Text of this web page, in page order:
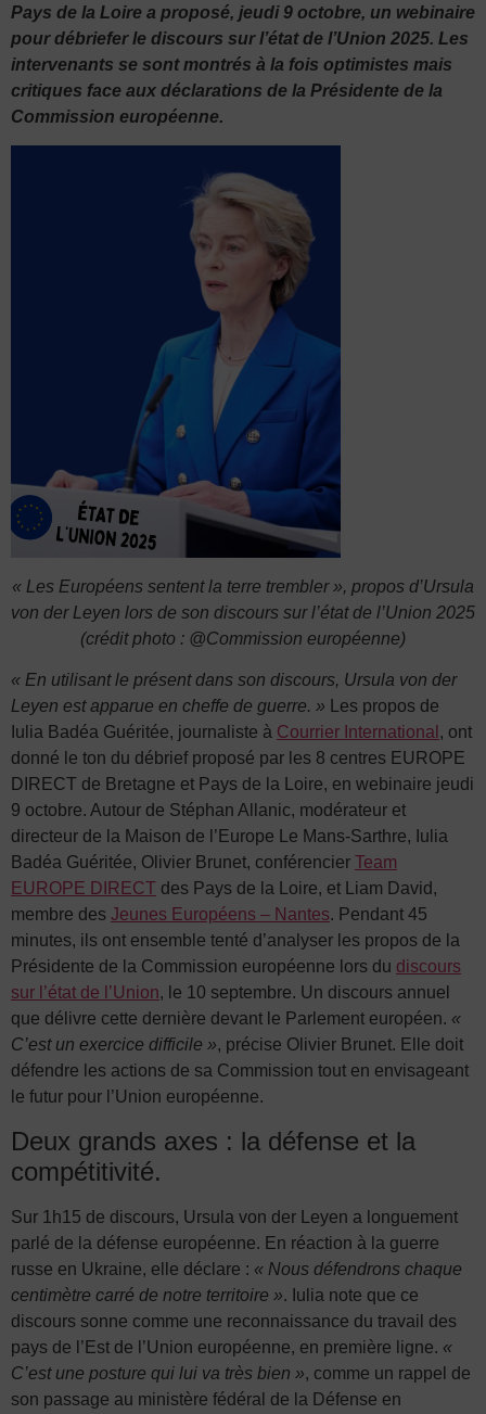
Pays de la Loire a proposé, jeudi 9 octobre, un webinaire
pour débriefer le discours sur l’état de l’Union 2025. Les
intervenants se sont montrés à la fois optimistes mais
critiques face aux déclarations de la Présidente de la
Commission européenne.
« Les Européens sentent la terre trembler », propos d’Ursula
von der Leyen lors de son discours sur l’état de l’Union 2025
(crédit photo : @Commission européenne)
« En utilisant le présent dans son discours, Ursula von der
Leyen est apparue en cheffe de guerre. » Les propos de
Iulia Badéa Guéritée, journaliste à Courrier International , ont
donné le ton du débrief proposé par les 8 centres EUROPE
DIRECT de Bretagne et Pays de la Loire, en webinaire jeudi
9 octobre. Autour de Stéphan Allanic, modérateur et
directeur de la Maison de l’Europe Le Mans-Sarthre, Iulia
Badéa Guéritée, Olivier Brunet, conférencier Team
EUROPE DIRECT des Pays de la Loire, et Liam David,
membre des Jeunes Européens – Nantes. Pendant 45
minutes, ils ont ensemble tenté d’analyser les propos de la
Présidente de la Commission européenne lors du discours
sur l’état de l’Union, le 10 septembre. Un discours annuel
que délivre cette dernière devant le Parlement européen. «
C’est un exercice difficile », précise Olivier Brunet. Elle doit
défendre les actions de sa Commission tout en envisageant
le futur pour l’Union européenne.
Deux grands axes : la défense et la
compétitivité.
Sur 1h15 de discours, Ursula von der Leyen a longuement
parlé de la défense européenne. En réaction à la guerre
russe en Ukraine, elle déclare : « Nous défendrons chaque
centimètre carré de notre territoire ». Iulia note que ce
discours sonne comme une reconnaissance du travail des
pays de l’Est de l’Union européenne, en première ligne. «
C’est une posture qui lui va très bien », comme un rappel de
son passage au ministère fédéral de la Défense en